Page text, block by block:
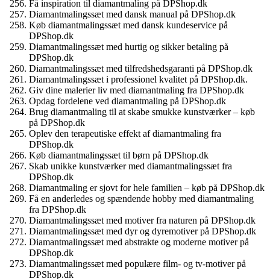
Få inspiration til diamantmaling på DPShop.dk
Diamantmalingssæt med dansk manual på DPShop.dk
Køb diamantmalingssæt med dansk kundeservice på
DPShop.dk
Diamantmalingssæt med hurtig og sikker betaling på
DPShop.dk
Diamantmalingssæt med tilfredshedsgaranti på DPShop.dk
Diamantmalingssæt i professionel kvalitet på DPShop.dk.
Giv dine malerier liv med diamantmaling fra DPShop.dk
Opdag fordelene ved diamantmaling på DPShop.dk
Brug diamantmaling til at skabe smukke kunstværker – køb
på DPShop.dk
Oplev den terapeutiske effekt af diamantmaling fra
DPShop.dk
Køb diamantmalingssæt til børn på DPShop.dk
Skab unikke kunstværker med diamantmalingssæt fra
DPShop.dk
Diamantmaling er sjovt for hele familien – køb på DPShop.dk
Få en anderledes og spændende hobby med diamantmaling
fra DPShop.dk
Diamantmalingssæt med motiver fra naturen på DPShop.dk
Diamantmalingssæt med dyr og dyremotiver på DPShop.dk
Diamantmalingssæt med abstrakte og moderne motiver på
DPShop.dk
Diamantmalingssæt med populære film- og tv-motiver på
DPShop.dk